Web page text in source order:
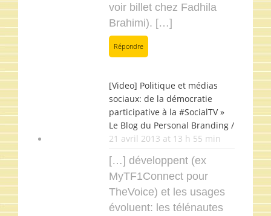
voir billet chez Fadhila
Brahimi). […]
Répondre
[Video] Politique et médias
sociaux: de la démocratie
participative à la #SocialTV »
Le Blog du Personal Branding /
21 avril 2013 at 13 h 55 min
[…] développent (ex
MyTF1Connect pour
TheVoice) et les usages
évoluent: les télénautes